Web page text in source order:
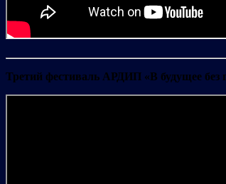
Третий фестиваль АРДИП «В будущее без